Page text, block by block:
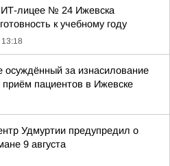
ИТ-лицее № 24 Ижевска
к учебному году
за изнасилование
приём пациентов в Ижевске
Удмуртии предупредил о
9 августа